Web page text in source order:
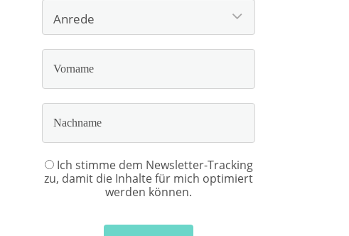
Ich stimme dem Newsletter-Tracking
zu, damit die Inhalte für mich optimiert
werden können.